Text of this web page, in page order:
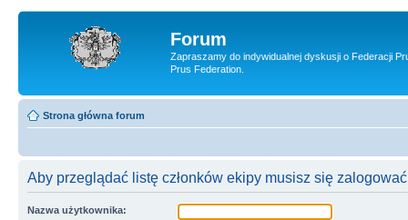
Forum
Zapraszamy do indywidualnej dyskusji o Federacji
Prus Federation.
Strona główna forum
Aby przeglądać listę członków ekipy musisz się
Nazwa użytkownika: